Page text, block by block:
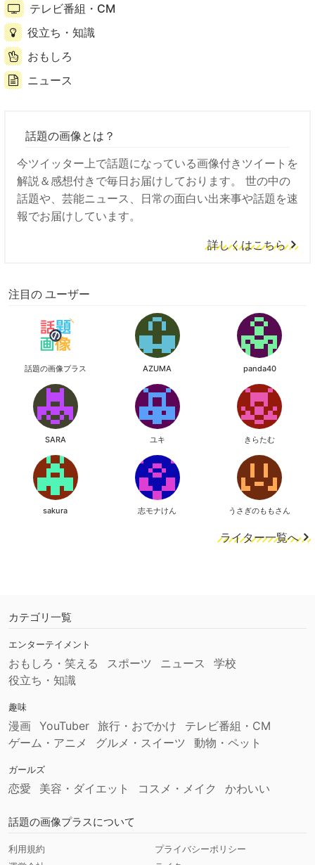
テレビ番組・CM
役立ち・知識
おもしろ
ニュース
話題の画像とは？
今ツイッター上で話題になっている画像付きツイートを
解説＆感想付きで毎日お届けしております。 世の中の
話題や、芸能ニュース、日常の面白い出来事や話題を速
報でお届けしています。
詳しくはこちら
注目の ユーザー
話題の画像プラス AZUMA panda40
SARA ユキ きらたむ
sakura 志モナけん うさぎのももさん
ライター一覧へ
カテゴリ一覧
エンターテイメント
おもしろ・笑える スポーツ ニュース
学校
役立ち・知識
趣味
漫画 YouTuber 旅行・おでかけ
テレビ番組・CM
ゲーム・アニメ
グルメ・スイーツ 動物・ペット
ガールズ
恋愛 美容・ダイエット コスメ・メイク かわいい
話題の画像プラスについて
利用規約
プライバシーポリシー